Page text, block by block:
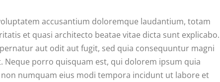
accusantium doloremque laudantium, totam
et quasi architecto beatae vitae dicta sunt explicabo.
aut odit aut fugit, sed quia consequuntur magni
porro quisquam est, qui dolorem ipsum quia
numquam eius modi tempora incidunt ut labore et